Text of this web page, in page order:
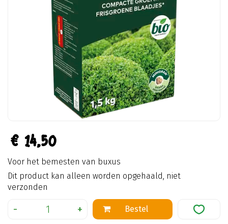
€ 14,50
Voor het bemesten van buxus
Dit product kan alleen worden opgehaald, niet
verzonden